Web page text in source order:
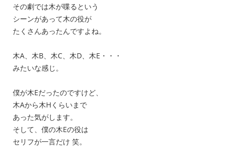
その劇では木が喋るという
シーンがあって木の役が
たくさんあったんですよね。
木A、木B、木C、木D、木E・・・
みたいな感じ。
僕が木Eだったのですけど、
木Aから木Hくらいまで
あった気がします。
そして、僕の木Eの役は
セリフが一言だけ 笑。